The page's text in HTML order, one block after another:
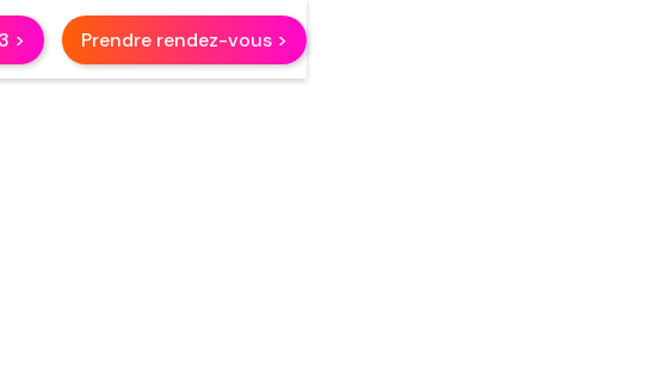
> Prendre rendez-vous >